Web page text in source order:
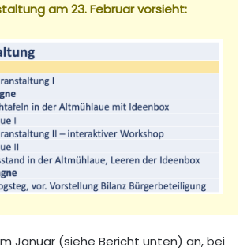
am 23. Februar vorsieht:
Januar (siehe Bericht unten) an, bei